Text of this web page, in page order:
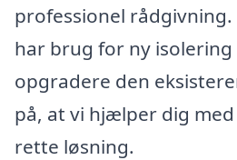
professionel rådgivning.
har brug for ny
opgradere den
på, at vi hjælper dig
rette løsning.